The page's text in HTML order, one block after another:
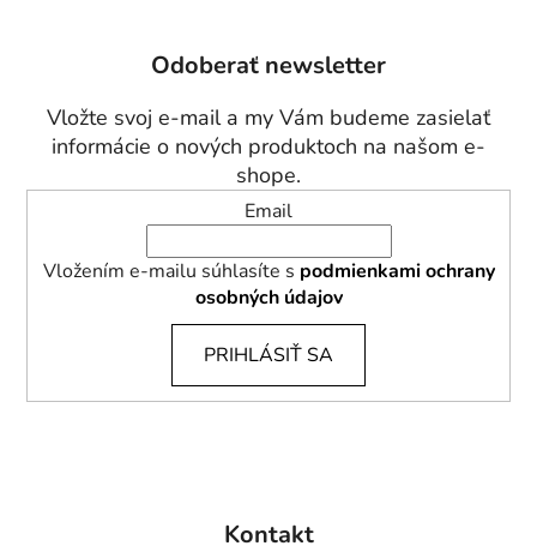
Odoberať newsletter
Vložte svoj e-mail a my Vám budeme zasielať
informácie o nových produktoch na našom e-
shope.
Email
Vložením e-mailu súhlasíte s podmienkami ochrany
osobných údajov
PRIHLÁSIŤ SA
Kontakt